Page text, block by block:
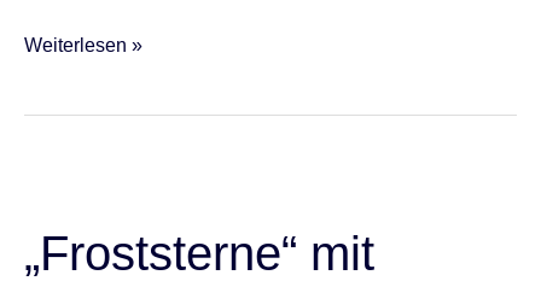
Weiterlesen »
„Froststerne“ mit
Farbschnitt
–